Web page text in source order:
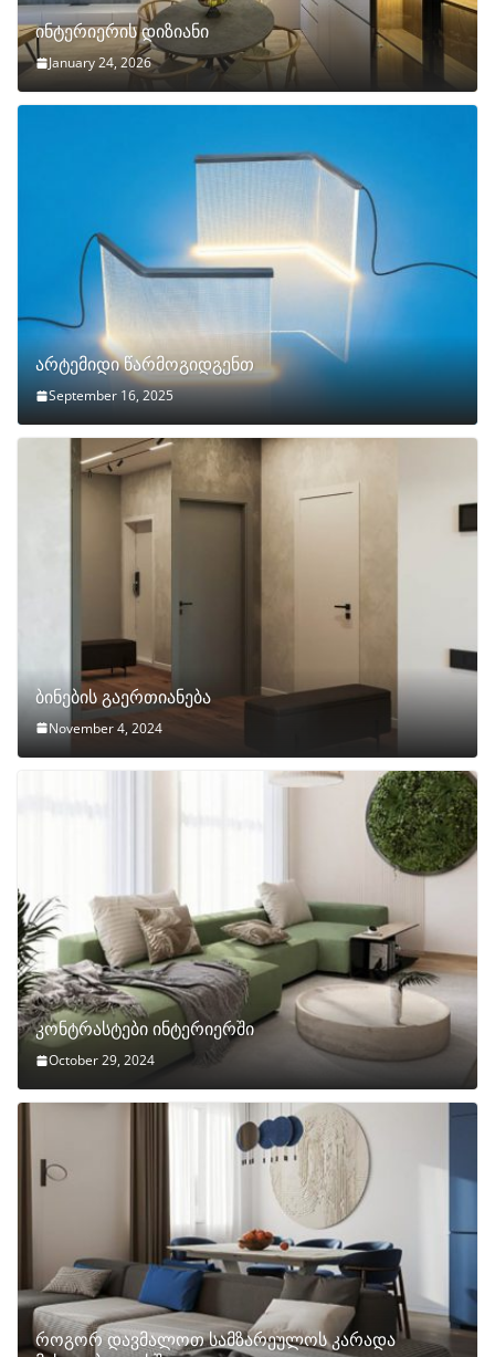
ინტერიერის დიზიანი
January 24, 2026
არტემიდი წარმოგიდგენთ
September 16, 2025
ბინების გაერთიანება
November 4, 2024
კონტრასტები ინტერიერში
October 29, 2024
როგორ დავმალოთ სამზარეულოს კარადა